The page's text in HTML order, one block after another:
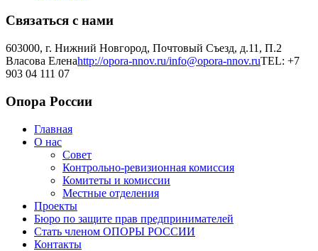
Связаться с нами
603000, г. Нижний Новгород, Почтовый Съезд, д.11, П.2
Власова Еленаhttp://opora-nnov.ru/info@opora-nnov.ruTEL: +7
903 04 111 07
Опора России
Главная
О нас
Совет
Контрольно-ревизионная комиссия
Комитеты и комиссии
Местные отделения
Проекты
Бюро по защите прав предпринимателей
Стать членом ОПОРЫ РОССИИ
Контакты